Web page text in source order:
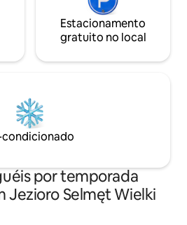
Estacionamento
gratuito no local
por temporada
Jezioro Selmęt Wielki